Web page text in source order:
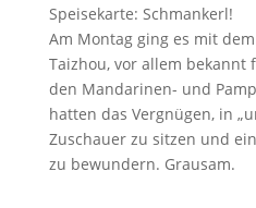
Speisekarte: Schmankerl!
Am Montag ging es mit
Taizhou, vor allem bekannt
den Mandarinen- und
hatten das Vergnügen, in
Zuschauer zu sitzen und
zu bewundern. Grausam.